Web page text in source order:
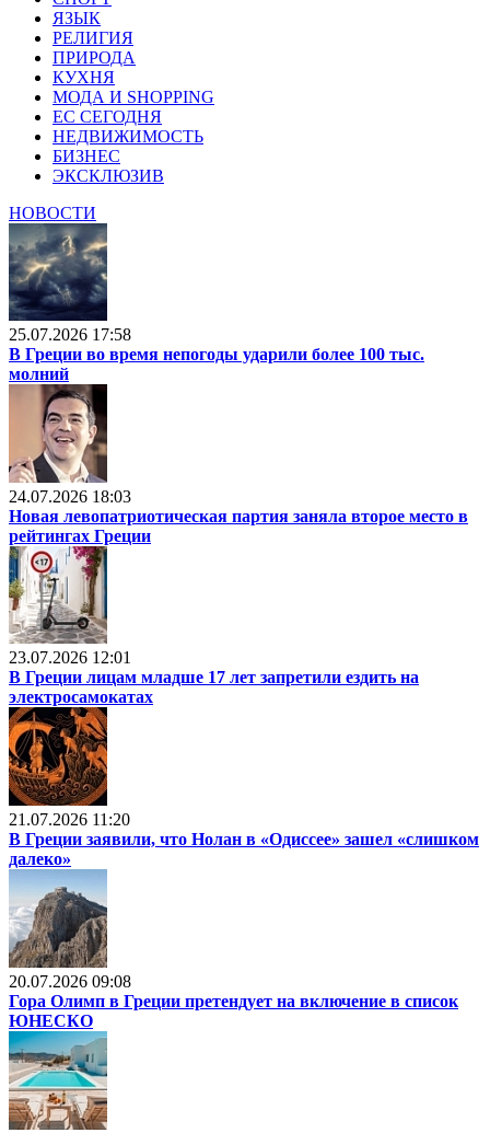
ЯЗЫК
РЕЛИГИЯ
ПРИРОДА
КУХНЯ
МОДА И SHOPPING
ЕС СЕГОДНЯ
НЕДВИЖИМОСТЬ
БИЗНЕС
ЭКСКЛЮЗИВ
НОВОСТИ
25.07.2026 17:58
В Греции во время непогоды ударили более 100 тыс.
молний
24.07.2026 18:03
Новая левопатриотическая партия заняла второе место в
рейтингах Греции
23.07.2026 12:01
В Греции лицам младше 17 лет запретили ездить на
электросамокатах
21.07.2026 11:20
В Греции заявили, что Нолан в «Одиссее» зашел «слишком
далеко»
20.07.2026 09:08
Гора Олимп в Греции претендует на включение в список
ЮНЕСКО